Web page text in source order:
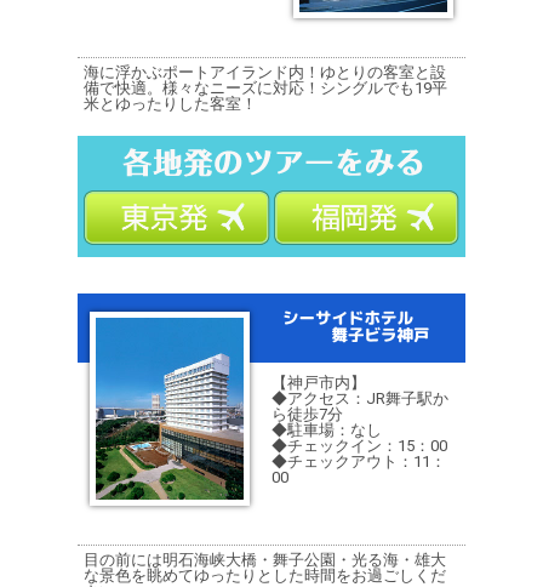
海に浮かぶポートアイランド内！ゆとりの客室と設
備で快適。様々なニーズに対応！シングルでも19平
米とゆったりした客室！
【神戸市内】
◆アクセス：JR舞子駅か
ら徒歩7分
◆駐車場：なし
◆チェックイン：15：00
◆チェックアウト：11：
00
目の前には明石海峡大橋・舞子公園・光る海・雄大
な景色を眺めてゆったりとした時間をお過ごしくだ